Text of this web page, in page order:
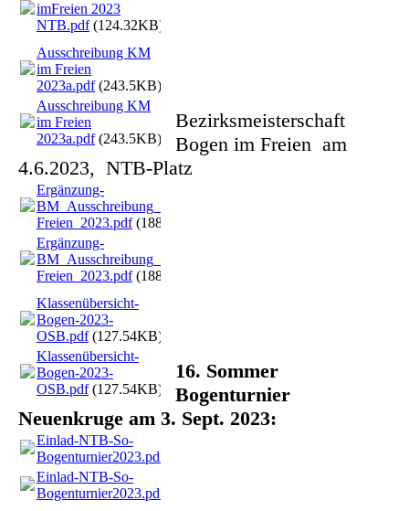
imFreien 2023
NTB.pdf(124.32KB)
Ausschreibung KM
im Freien
2023a.pdf(243.5KB)
Ausschreibung KM
im Freien
2023a.pdf(243.5KB)
Bezirksmeisterschaft
Bogen im Freien am
4.6.2023, NTB-Platz
Ergänzung-
BM_Ausschreibung_WA-in-
Freien_2023.pdf(188.61KB)
Ergänzung-
BM_Ausschreibung_WA-in-
Freien_2023.pdf(188.61KB)
Klassenübersicht-
Bogen-2023-
OSB.pdf(127.54KB)
Klassenübersicht-
Bogen-2023-
OSB.pdf(127.54KB)
16. Sommer
Bogenturnier
Neuenkruge am 3. Sept. 2023:
Einlad-NTB-So-
Bogenturnier2023.pdf
Einlad-NTB-So-
Bogenturnier2023.pdf